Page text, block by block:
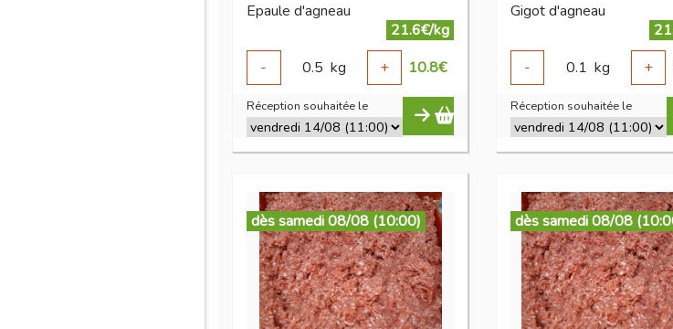
Epaule d'agneau
21.6€/kg
-
0.5 kg + 10.8€
Réception souhaitée le
Gigot d'agneau
-
0.1 kg +
Réception souhaitée le
dès samedi 08/08 (10:00) dès samedi 08/08